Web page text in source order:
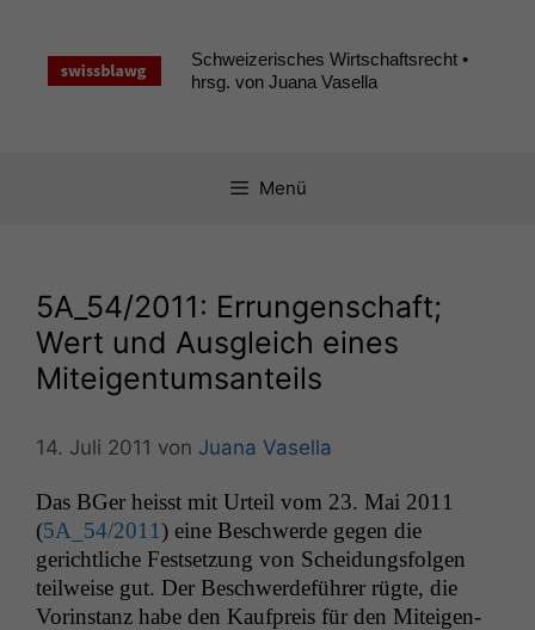
springen
Schweizerisches Wirtschaftsrecht •
hrsg. von Juana Vasella
Menü
5A_54/2011: Errungenschaft;
Wert und Ausgleich eines
Miteigentumsanteils
14. Juli 2011 von Juana Vasella
Das BGer heisst mit Urteil vom 23. Mai 2011
(5A_54/2011) eine Beschw­erde gegen die
gerichtliche Fest­set­zung von Schei­dungs­fol­gen
teil­weise gut. Der Beschw­erde­führer rügte, die
Vorin­stanz habe den Kauf­preis für den Miteigen­